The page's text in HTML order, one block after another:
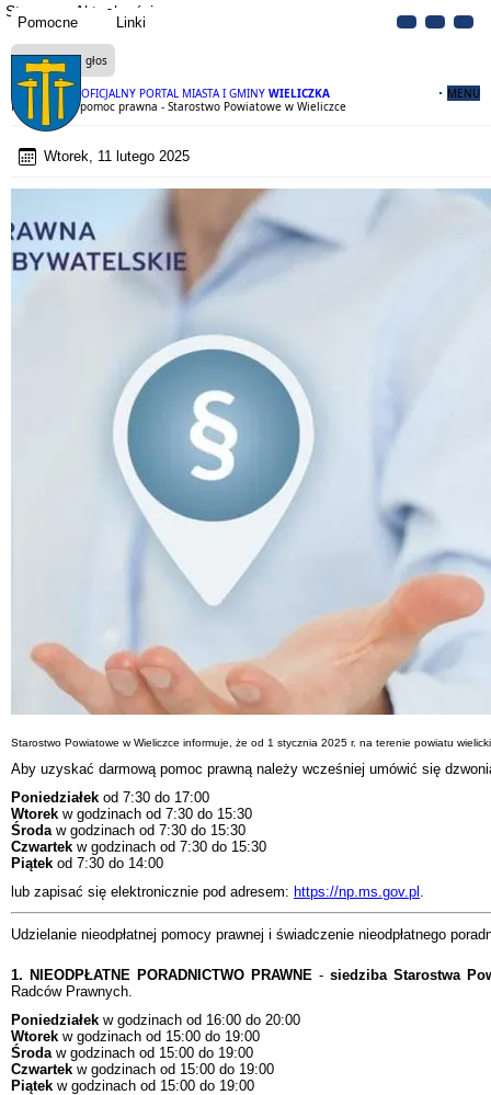
Pomocne Linki
OFICJALNY PORTAL MIASTA I GMINY WIELICZKA MENU
Strona Aktualności
Czytaj na głos
Nieodpłatna pomoc prawna - Starostwo Powiatowe w Wieliczce
Wtorek, 11 lutego 2025
Starostwo Powiatowe w Wieliczce informuje, że od 1 stycznia 2025 r. na terenie powiatu
Aby uzyskać darmową pomoc prawną należy wcześniej umówić się
Poniedziałek od 7:30 do 17:00
Wtorek w godzinach od 7:30 do 15:30
Środa w godzinach od 7:30 do 15:30
Czwartek w godzinach od 7:30 do 15:30
Piątek od 7:30 do 14:00
lub zapisać się elektronicznie pod adresem: https://np.ms.gov.pl .
Udzielanie nieodpłatnej pomocy prawnej i świadczenie nieodpłatnego
1. NIEODPŁATNE PORADNICTWO PRAWNE- siedziba Starostwa
Radców Prawnych.
Poniedziałek w godzinach od 16:00 do 20:00
Wtorek w godzinach od 15:00 do 19:00
Środa w godzinach od 15:00 do 19:00
Czwartek w godzinach od 15:00 do 19:00
Piątek w godzinach od 15:00 do 19:00